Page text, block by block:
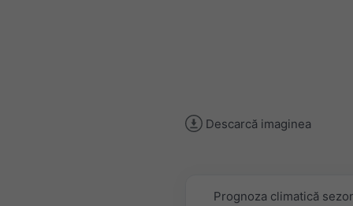
Descarcă imaginea
Prognoza climatică